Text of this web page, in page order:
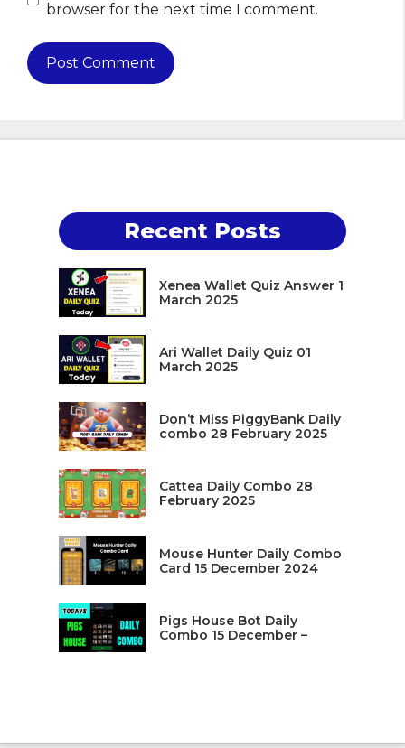
browser for the next time I comment.
Recent Posts
Xenea Wallet Quiz Answer 1
March 2025
Ari Wallet Daily Quiz 01
March 2025
Don’t Miss PiggyBank Daily
combo 28 February 2025
Cattea Daily Combo 28
February 2025
Mouse Hunter Daily Combo
Card 15 December 2024
Pigs House Bot Daily
Combo 15 December –